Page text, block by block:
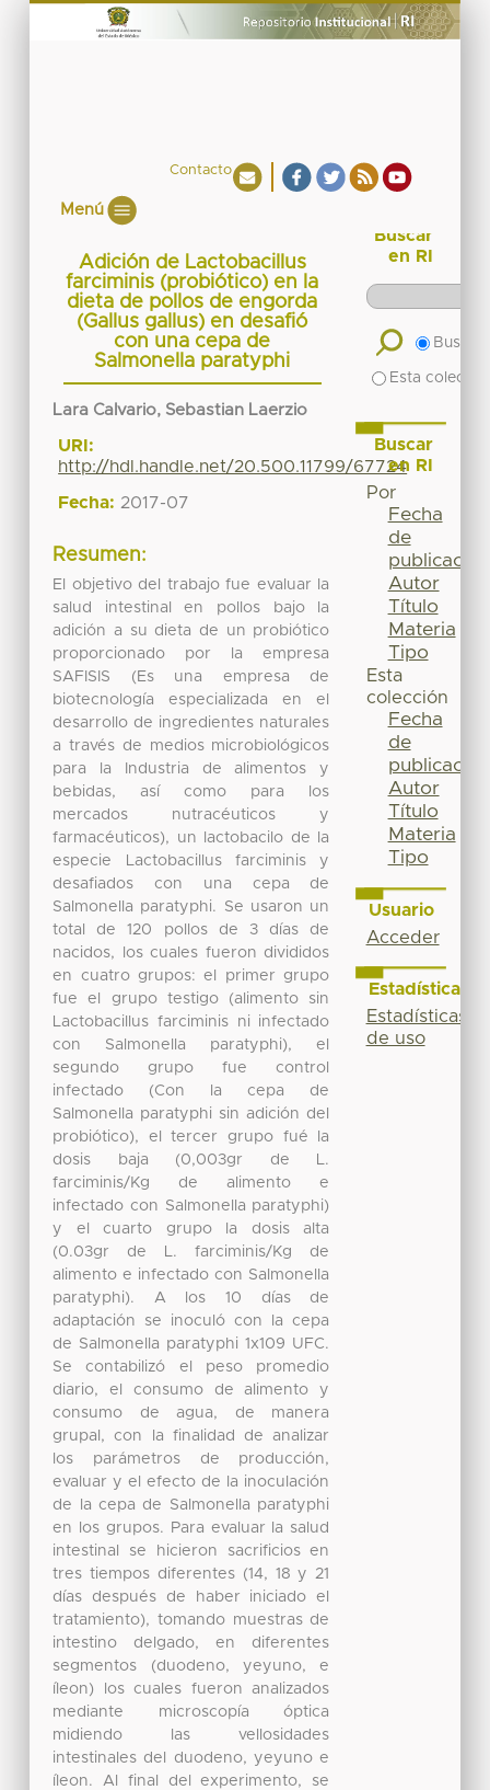
Contacto
Menú
Adición de Lactobacillus
farciminis (probiótico) en la
dieta de pollos de engorda
(Gallus gallus) en desafió
con una cepa de
Salmonella paratyphi
Lara Calvario, Sebastian Laerzio
URI:
http://hdl.handle.net/20.500.11799/67724
Fecha: 2017-07
Resumen:
El objetivo del trabajo fue evaluar la
salud intestinal en pollos bajo la
adición a su dieta de un probiótico
proporcionado por la empresa
SAFISIS (Es una empresa de
biotecnología especializada en el
desarrollo de ingredientes naturales
a través de medios microbiológicos
para la Industria de alimentos y
bebidas, así como para los
mercados nutracéuticos y
farmacéuticos), un lactobacilo de la
especie Lactobacillus farciminis y
desafiados con una cepa de
Salmonella paratyphi. Se usaron un
total de 120 pollos de 3 días de
nacidos, los cuales fueron divididos
en cuatro grupos: el primer grupo
fue el grupo testigo (alimento sin
Lactobacillus farciminis ni infectado
con Salmonella paratyphi), el
segundo grupo fue control
infectado (Con la cepa de
Salmonella paratyphi sin adición del
probiótico), el tercer grupo fué la
dosis baja (0,003gr de L.
farciminis/Kg de alimento e
infectado con Salmonella paratyphi)
y el cuarto grupo la dosis alta
(0.03gr de L. farciminis/Kg de
alimento e infectado con Salmonella
paratyphi). A los 10 días de
adaptación se inoculó con la cepa
de Salmonella paratyphi 1x109 UFC.
Se contabilizó el peso promedio
diario, el consumo de alimento y
consumo de agua, de manera
grupal, con la finalidad de analizar
los parámetros de producción,
evaluar y el efecto de la inoculación
de la cepa de Salmonella paratyphi
en los grupos. Para evaluar la salud
intestinal se hicieron sacrificios en
tres tiempos diferentes (14, 18 y 21
días después de haber iniciado el
tratamiento), tomando muestras de
intestino delgado, en diferentes
segmentos (duodeno, yeyuno, e
íleon) los cuales fueron analizados
mediante microscopía óptica
midiendo las vellosidades
intestinales del duodeno, yeyuno e
íleon. Al final del experimento, se
Buscar
en RI
Buscar
Esta
Buscar
en RI
Por
Fecha
de
publicación
Autor
Título
Materia
Tipo
Esta
colección
Fecha
de
publicación
Autor
Título
Materia
Tipo
Usuario
Acceder
Estadísticas
Estadísticas
de uso